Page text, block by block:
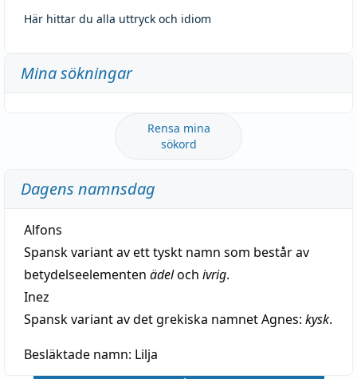
Här hittar du alla uttryck och idiom
Mina sökningar
Rensa mina
sökord
Dagens namnsdag
Alfons
Spansk variant av ett tyskt namn som består av
betydelseelementen ädeloch ivrig.
Inez
Spansk variant av det grekiska namnet Agnes: kysk.
Besläktade namn: Lilja